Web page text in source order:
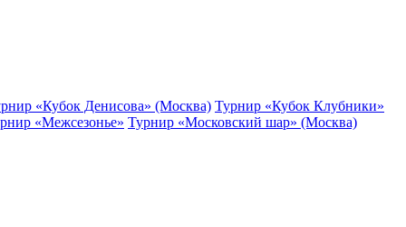
«Кубок Денисова» (Москва) Турнир «Кубок Клубники»
«Межсезонье» Турнир «Московский шар» (Москва)